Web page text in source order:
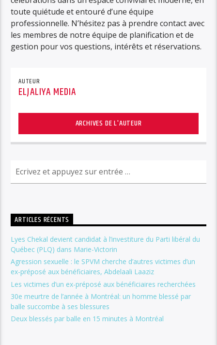
toute quiétude et entouré d’une équipe
professionnelle. N’hésitez pas à prendre contact avec
les membres de notre équipe de planification et de
gestion pour vos questions, intérêts et réservations.
AUTEUR
ELJALIYA MEDIA
ARCHIVES DE L'AUTEUR
ARTICLES RÉCENTS
Lyes Chekal devient candidat à l’investiture du Parti libéral du
Québec (PLQ) dans Marie-Victorin
Agression sexuelle : le SPVM cherche d’autres victimes d’un
ex-préposé aux bénéficiaires, Abdelaali Laaziz
Les victimes d’un ex-préposé aux bénéficiaires recherchées
30e meurtre de l’année à Montréal: un homme blessé par
balle succombe à ses blessures
Deux blessés par balle en 15 minutes à Montréal